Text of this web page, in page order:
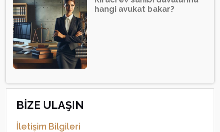
hangi avukat bakar?
BİZE ULAŞIN
İletişim Bilgileri